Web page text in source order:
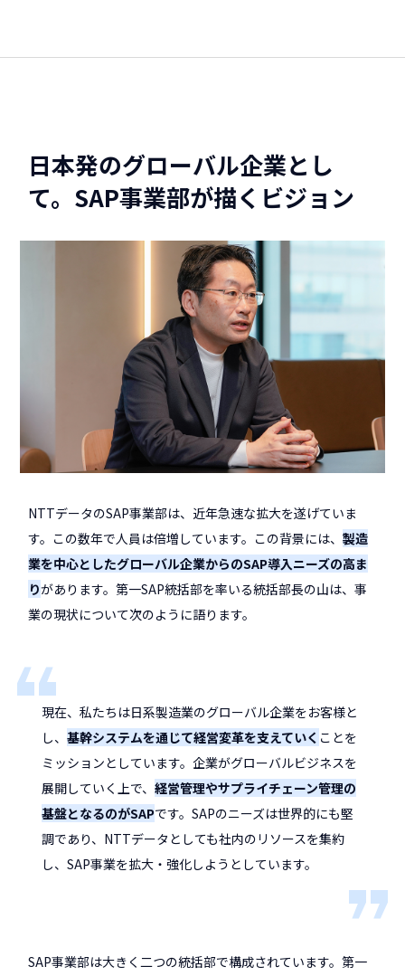
日本発のグローバル企業とし
て。SAP事業部が描くビジョン
NTTデータのSAP事業部は、近年急速な拡大を遂げていま
す。この数年で人員は倍増しています。この背景には、製造
業を中心としたグローバル企業からのSAP導入ニーズの高ま
りがあります。第一SAP統括部を率いる統括部長の山は、事
業の現状について次のように語ります。
現在、私たちは日系製造業のグローバル企業をお客様と
し、基幹システムを通じて経営変革を支えていく ことを
ミッションとしています。企業がグローバルビジネスを
展開していく上で、経営管理やサプライチェーン管理の
基盤となるのがSAPです。SAPのニーズは世界的にも堅
調であり、NTTデータとしても社内のリソースを集約
し、SAP事業を拡大・強化しようとしています。
SAP事業部は大きく二つの統括部で構成されています。第一